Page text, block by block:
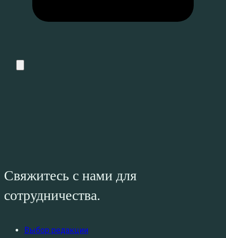
Свяжитесь с нами для
сотрудничества.
Выбор редакции